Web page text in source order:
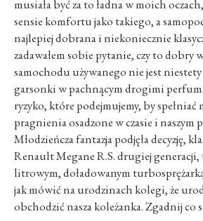
musiała być za to ładna w moich
sensie komfortu jako takiego, a
najlepiej dobrana i niekoniecznie
zadawałem sobie pytanie, czy to dobry
samochodu używanego nie jest
garsonki w pachnącym drogimi
ryzyko, które podejmujemy, by spełniać
pragnienia osadzone w czasie i naszym
Młodzieńcza fantazja podjęła decyzję,
Renault Megane R.S. drugiej generacji,
litrowym, doładowanym
jak mówić na urodzinach kolegi, że
obchodzić nasza koleżanka. Zgadnij co